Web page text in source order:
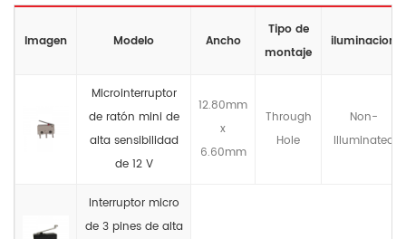
Imagen Modelo Ancho
Tipo de
montaje
iluminacion
Microinterruptor
de ratón mini de
alta sensibilidad
de 12 V
12.80mm
x
6.60mm
Through
Hole
Non-
llluminated
Interruptor micro
de 3 pines de alta